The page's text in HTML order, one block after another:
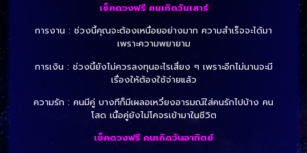
เช็คดวงฟรี คนเกิดวันเสาร์
การงาน : ช่วงนี้คุณจะต้องเหนื่อยอย่างมาก ความสำเร็จจะได้มา
เพราะความพยายาม
การเงิน : ช่วงนี้ยังไม่ควรลงทุนอะไรเสี่ยง ๆ เพราะอีกไม่นานจะมี
เรื่องให้ต้องใช้จ่ายแล้ว
ความรัก : คนมีคู่ บางทีก็มีเผลอเหวี่ยงอารมณ์ใส่คนรักไปบ้าง คน
โสด เนื้อคู่ยังไม่โคจรเข้ามาในชีวิต
เช็คดวงฟรี คนเกิดวันอาทิตย์